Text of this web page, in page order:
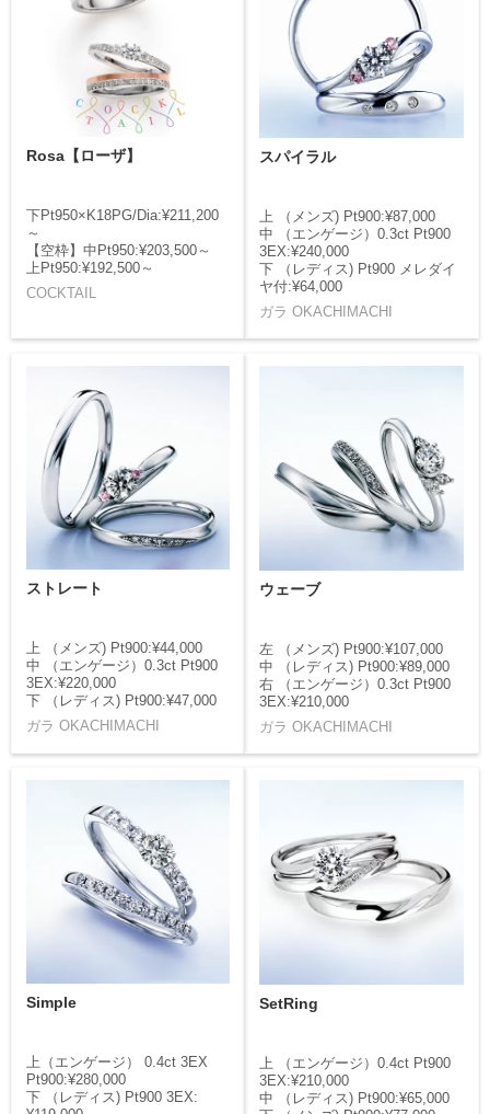
Rosa【ローザ】
下Pt950×K18PG/Dia:¥211,200
～
【空枠】中Pt950:¥203,500～
上Pt950:¥192,500～
COCKTAIL
スパイラル
上 （メンズ) Pt900:¥87,000
中 （エンゲージ）0.3ct Pt900
3EX:¥240,000
下 （レディス) Pt900 メレダイ
ヤ付:¥64,000
ガラ OKACHIMACHI
ストレート
上 （メンズ) Pt900:¥44,000
中 （エンゲージ）0.3ct Pt900
3EX:¥220,000
下 （レディス) Pt900:¥47,000
ガラ OKACHIMACHI
ウェーブ
左 （メンズ) Pt900:¥107,000
中 （レディス) Pt900:¥89,000
右 （エンゲージ）0.3ct Pt900
3EX:¥210,000
ガラ OKACHIMACHI
Simple
上（エンゲージ） 0.4ct 3EX
Pt900:¥280,000
下 （レディス) Pt900 3EX:
SetRing
上 （エンゲージ）0.4ct Pt900
3EX:¥210,000
中 （レディス) Pt900:¥65,000